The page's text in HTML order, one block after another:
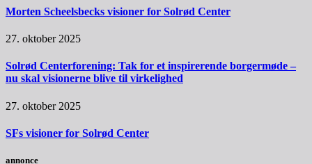
Morten Scheelsbecks visioner for Solrød Center
27. oktober 2025
Solrød Centerforening: Tak for et inspirerende borgermøde –
nu skal visionerne blive til virkelighed
27. oktober 2025
SFs visioner for Solrød Center
annonce